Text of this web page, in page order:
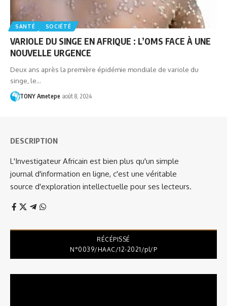
SANTÉ SOCIÉTÉ
VARIOLE DU SINGE EN AFRIQUE : L’OMS FACE À UNE
NOUVELLE URGENCE
Deux ans après la première épidémie mondiale de variole du
singe, le…
TONY Ametepe août 8, 2024
DESCRIPTION
L'Investigateur Africain est bien plus qu'un simple
journal d'information en ligne, c'est une véritable
source d'exploration intellectuelle pour ses lecteurs.
RÉCÉPISSÉ
N°0039/HAAC/12-2021/pl/P